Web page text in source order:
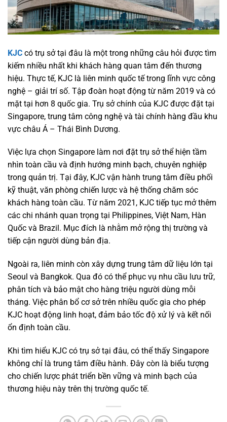
KJC có trụ sở tại đâu là một trong những câu hỏi được tìm
kiếm nhiều nhất khi khách hàng quan tâm đến thương
hiệu. Thực tế, KJC là liên minh quốc tế trong lĩnh vực công
nghệ – giải trí số. Tập đoàn hoạt động từ năm 2019 và có
mặt tại hơn 8 quốc gia. Trụ sở chính của KJC được đặt tại
Singapore, trung tâm công nghệ và tài chính hàng đầu khu
vực châu Á – Thái Bình Dương.
Việc lựa chọn Singapore làm nơi đặt trụ sở thể hiện tầm
nhìn toàn cầu và định hướng minh bạch, chuyên nghiệp
trong quản trị. Tại đây, KJC vận hành trung tâm điều phối
kỹ thuật, văn phòng chiến lược và hệ thống chăm sóc
khách hàng toàn cầu. Từ năm 2021, KJC tiếp tục mở thêm
các chi nhánh quan trọng tại Philippines, Việt Nam, Hàn
Quốc và Brazil. Mục đích là nhằm mở rộng thị trường và
tiếp cận người dùng bản địa.
Ngoài ra, liên minh còn xây dựng trung tâm dữ liệu lớn tại
Seoul và Bangkok. Qua đó có thể phục vụ nhu cầu lưu trữ,
phân tích và bảo mật cho hàng triệu người dùng mỗi
tháng. Việc phân bổ cơ sở trên nhiều quốc gia cho phép
KJC hoạt động linh hoạt, đảm bảo tốc độ xử lý và kết nối
ổn định toàn cầu.
Khi tìm hiểu KJC có trụ sở tại đâu, có thể thấy Singapore
không chỉ là trung tâm điều hành. Đây còn là biểu tượng
cho chiến lược phát triển bền vững và minh bạch của
thương hiệu này trên thị trường quốc tế.